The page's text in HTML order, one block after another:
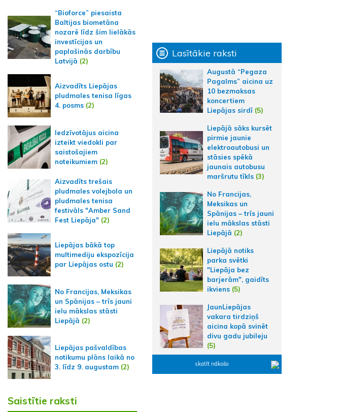
“Bioforce” piesaista
Baltijas biometāna
nozarē līdz šim lielākās
investīcijas un
paplašinās darbību
Latvijā (2)
Aizvadīts Liepājas
pludmales tenisa līgas
4. posms(2)
Iedzīvotājus aicina
izteikt viedokli par
saistošajiem
noteikumiem (2)
Aizvadīts trešais
pludmales volejbola un
pludmales tenisa
festivāls "Amber Sand
Fest Liepāja"(2)
Liepājas bākā top
multimediju ekspozīcija
par Liepājas ostu (2)
No Francijas, Meksikas
un Spānijas – trīs jauni
ielu mākslas stāsti
Liepājā (2)
Liepājas pašvaldības
notikumu plāns laikā no
3. līdz 9. augustam(2)
Saistītie raksti
Lasītākie raksti
Augustā “Pegaza
Pagalms” aicina uz
10 bezmaksas
koncertiem
Liepājas sirdī (5)
Liepājā sāks kursēt
pirmie jaunie
elektroautobusi un
stāsies spēkā
jaunais autobusu
maršrutu tīkls (3)
No Francijas,
Meksikas un
Spānijas – trīs jauni
ielu mākslas stāsti
Liepājā (2)
Liepājā notiks
parka svētki
"Liepāja bez
barjerām", gaidīts
ikviens (5)
JaunLiepājas
vakara tirdziņš
aicina kopā svinēt
divu gadu jubileju
(5)
skatīt nākošo